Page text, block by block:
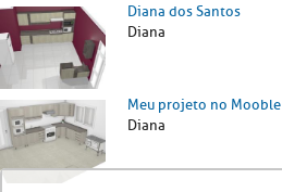
Diana dos Santos
Diana
Meu projeto no Mooble
Diana